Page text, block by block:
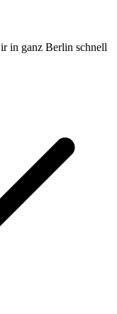
in ganz Berlin schnell